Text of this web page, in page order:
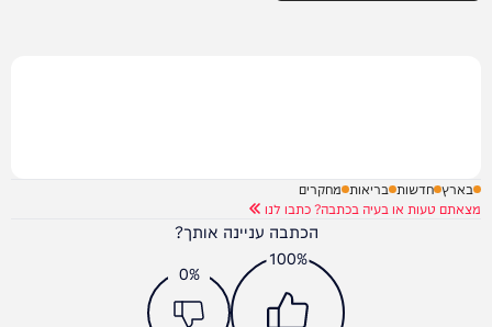
בארץ חדשות בריאות מחקרים
מצאתם טעות או בעיה בכתבה? כתבו לנו
הכתבה עניינה אותך?
100%
0%